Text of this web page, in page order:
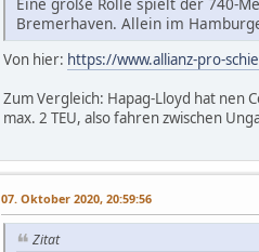
Eine große Rolle spielt der 740-
Bremerhaven. Allein im
Von hier: https://www.allianz-pro-
Zum Vergleich: Hapag-Lloyd hat nen
max. 2 TEU, also fahren zwischen
07. Oktober 2020, 20:59:56
Zitat